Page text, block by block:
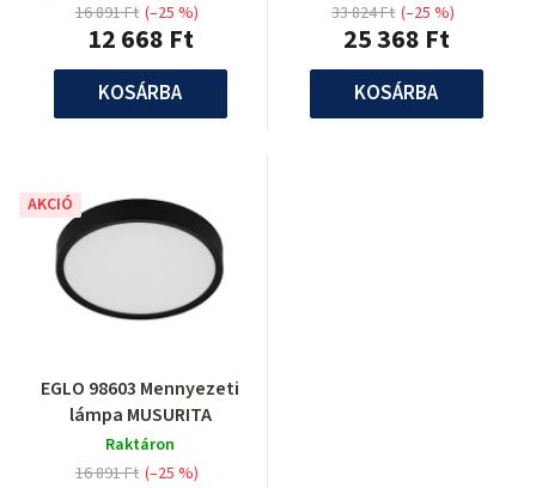
12 668 Ft
16 891 Ft (–25 %)
KOSÁRBA
25 368 Ft
33 824 Ft (–25 %)
KOSÁRBA
AKCIÓ
EGLO 98603 Mennyezeti
lámpa MUSURITA
Raktáron
16 891 Ft (–25 %)